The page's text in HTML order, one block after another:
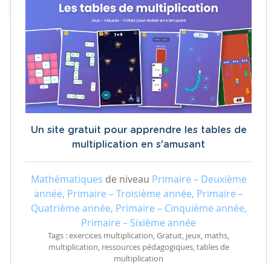
Un site gratuit pour apprendre les tables de
multiplication en s'amusant
Mathématiques de niveau Primaire – Deuxième
année, Primaire – Troisième année, Primaire –
Quatrième année, Primaire – Cinquième année,
Primaire – Sixième année
Tags : exercices multiplication, Gratuit, jeux, maths,
multiplication, ressources pédagogiques, tables de
multiplication